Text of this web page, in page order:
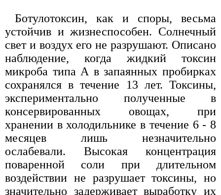
Ботулотоксин, как и споры, весьма
устойчив и жизнеспособен. Солнечный
свет и воздух его не разрушают. Описано
наблюдение, когда жидкий токсин
микроба типа А в запаянных пробирках
сохранялся в течение 13 лет. Токсины,
экспериментально полученные в
консервированных овощах, при
хранении в холодильнике в течение 6 - 8
месяцев лишь незначительно
ослабевали. Высокая концентрация
поваренной соли при длительном
воздействии не разрушает токсины, но
значительно задерживает выработку их